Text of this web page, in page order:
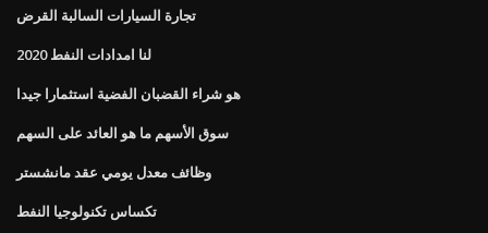
تجارة السيارات السالبة القرض
لنا امدادات النفط 2020
هو شراء القضبان الفضية استثمارا جيدا
سوق الأسهم ما هو العائد على السهم
وظائف معدل يومي عقد مانشستر
تكساس تكنولوجيا النفط